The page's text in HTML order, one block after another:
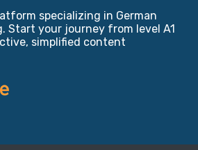
specializing in German
Start your journey from level A1
simplified content.